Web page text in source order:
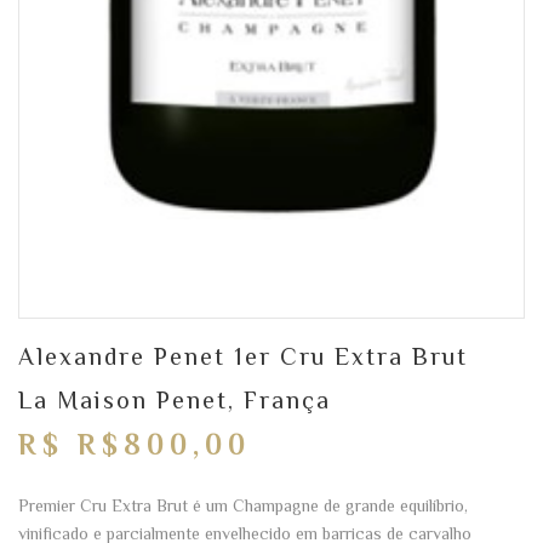
Alexandre Penet 1er Cru Extra Brut
La Maison Penet, França
R$ R$800,00
Premier Cru Extra Brut é um Champagne de grande equilíbrio,
vinificado e parcialmente envelhecido em barricas de carvalho